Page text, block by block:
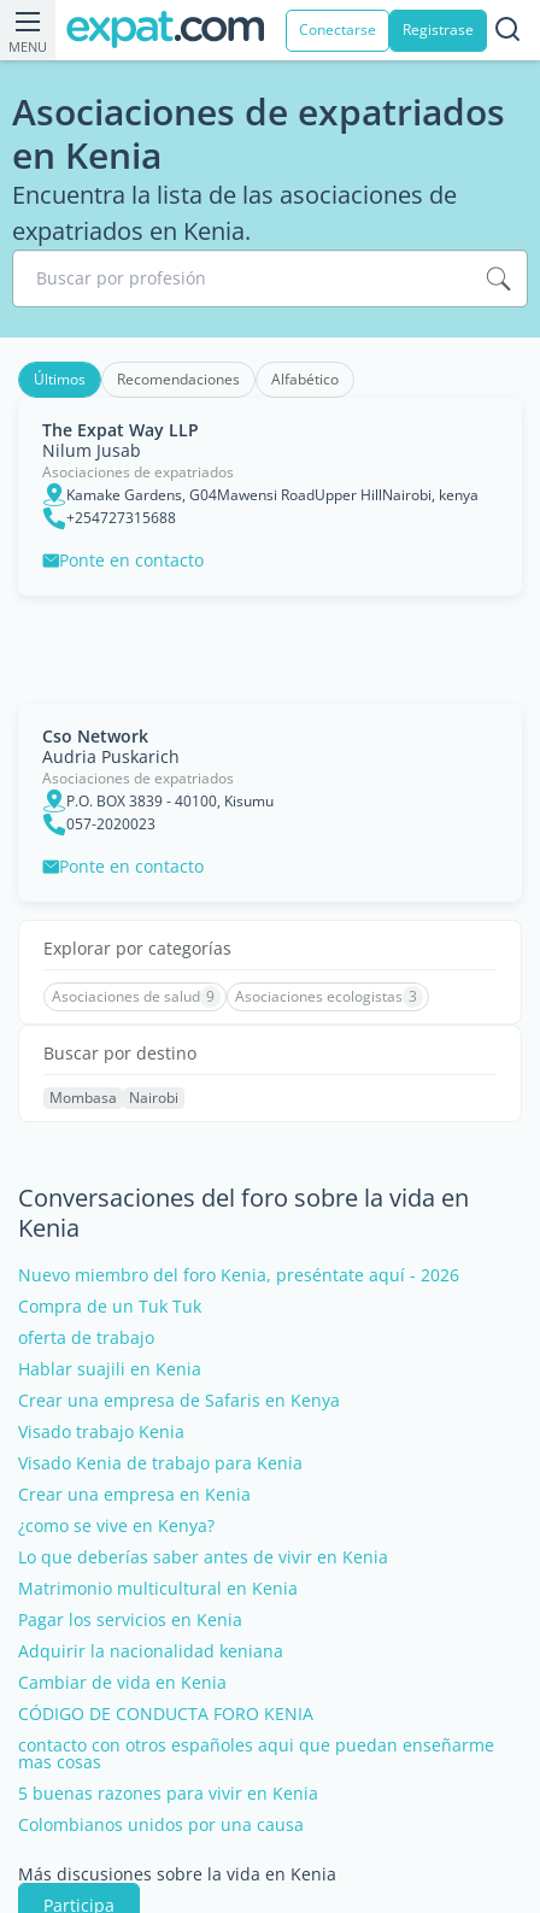
MENU
Conectarse Registrase
Asociaciones de expatriados
en Kenia
Encuentra la lista de las asociaciones de
expatriados en Kenia.
Buscar por profesión
Últimos Recomendaciones Alfabético
The Expat Way LLP
Nilum Jusab
Asociaciones de expatriados
Kamake Gardens, G04Mawensi RoadUpper HillNairobi, kenya
+254727315688
Ponte en contacto
Cso Network
Audria Puskarich
Asociaciones de expatriados
P.O. BOX 3839 - 40100, Kisumu
057-2020023
Ponte en contacto
Explorar por categorías
Asociaciones de salud 9 Asociaciones ecologistas 3
Buscar por destino
Mombasa Nairobi
Conversaciones del foro sobre la vida en
Kenia
Nuevo miembro del foro Kenia, preséntate aquí - 2026
Compra de un Tuk Tuk
oferta de trabajo
Hablar suajili en Kenia
Crear una empresa de Safaris en Kenya
Visado trabajo Kenia
Visado Kenia de trabajo para Kenia
Crear una empresa en Kenia
¿como se vive en Kenya?
Lo que deberías saber antes de vivir en Kenia
Matrimonio multicultural en Kenia
Pagar los servicios en Kenia
Adquirir la nacionalidad keniana
Cambiar de vida en Kenia
CÓDIGO DE CONDUCTA FORO KENIA
contacto con otros españoles aqui que puedan enseñarme
mas cosas
5 buenas razones para vivir en Kenia
Colombianos unidos por una causa
Más discusiones sobre la vida en Kenia
Participa